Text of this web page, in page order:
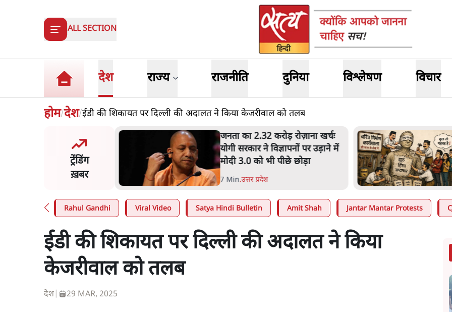
ALL SECTION
देश राज्य राजनीति दुनिया विश्लेषण विचार
होम/देश/ईडी की शिकायत पर दिल्ली की अदालत ने किया केजरीवाल को तलब
ट्रेंडिंग
ख़बर
2.32 करोड़ रोज़ाना खर्चः
ने विज्ञापनों पर उड़ाने में
को भी पीछे छोड़ा
उलटबांसीः राष्ट्र के चरित्र की मरम्मत
जारी है
11 Min.व्यंग्य/उलटबाँसी
Rahul Gandhi Viral Video Satya Hindi Bulletin Amit Shah Jantar Mantar Protests
ईडी की शिकायत पर दिल्ली की अदालत ने किया
केजरीवाल को तलब
देश 29 MAR, 2025